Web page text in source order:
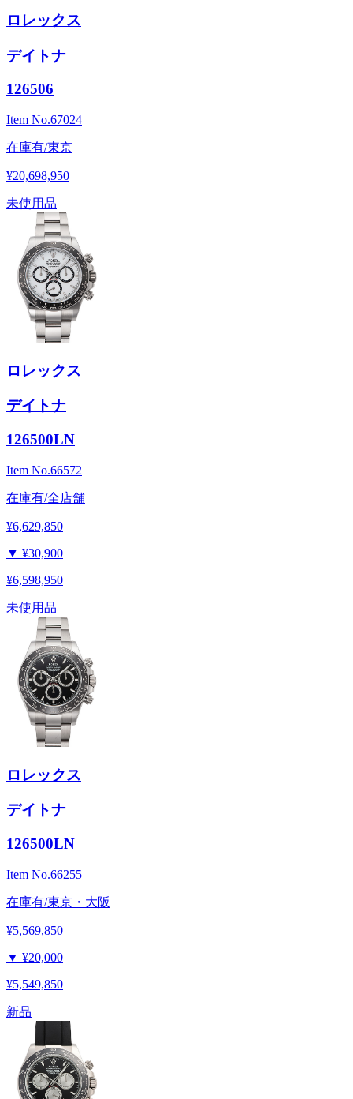
ロレックス
デイトナ
126506
Item No.67024
在庫有/東京
¥20,698,950
未使用品
ロレックス
デイトナ
126500LN
Item No.66572
在庫有/全店舗
¥6,629,850
▼ ¥30,900
¥6,598,950
未使用品
ロレックス
デイトナ
126500LN
Item No.66255
在庫有/東京・大阪
¥5,569,850
▼ ¥20,000
¥5,549,850
新品